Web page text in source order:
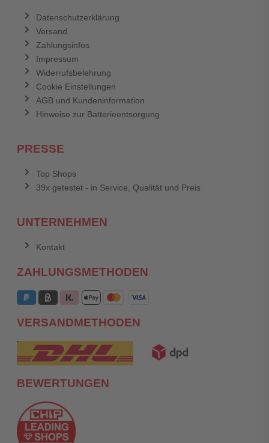
Datenschutzerklärung
Versand
Zahlungsinfos
Impressum
Widerrufsbelehrung
Cookie Einstellungen
AGB und Kundeninformation
Hinweise zur Batterieentsorgung
PRESSE
Top Shops
39x getestet - in Service, Qualität und Preis
UNTERNEHMEN
Kontakt
ZAHLUNGSMETHODEN
VERSANDMETHODEN
BEWERTUNGEN